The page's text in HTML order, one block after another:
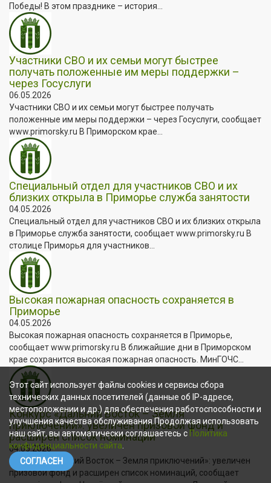
Победы! В этом празднике – история...
Участники СВО и их семьи могут быстрее
получать положенные им меры поддержки –
через Госуслуги
06.05.2026
Участники СВО и их семьи могут быстрее получать
положенные им меры поддержки – через Госуслуги, сообщает
www.primorsky.ru В Приморском крае...
Специальный отдел для участников СВО и их
близких открыла в Приморье служба занятости
04.05.2026
Специальный отдел для участников СВО и их близких открыла
в Приморье служба занятости, сообщает www.primorsky.ru В
столице Приморья для участников...
Высокая пожарная опасность сохраняется в
Приморье
04.05.2026
Высокая пожарная опасность сохраняется в Приморье,
сообщает www.primorsky.ru В ближайшие дни в Приморском
крае сохранится высокая пожарная опасность. МинГОЧС...
Конкурс «Дальний Восток – Земля
приключений»: увеличен призовой фонд и
расширен список номинаций
04.05.2026
Конкурс «Дальний Восток – Земля приключений»: увеличен
призовой фонд и расширен список номинаций, сообщает
Этот сайт использует файлы cookies и сервисы сбора
технических данных посетителей (данные об IP-адресе,
местоположении и др.) для обеспечения работоспособности и
улучшения качества обслуживания.Продолжая использовать
наш сайт, вы автоматически соглашаетесь с Политика
конфиденциальности сайта
СОГЛАСЕН